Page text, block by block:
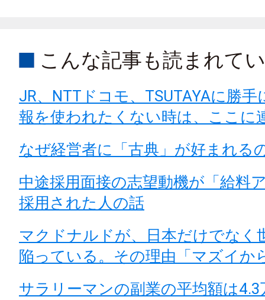
こんな記事も読まれて
JR、NTTドコモ、TSUTAYAに勝
報を使われたくない時は、ここに
なぜ経営者に「古典」が好まれる
中途採用面接の志望動機が「給料
採用された人の話
マクドナルドが、日本だけでなく
陥っている。その理由「マズイか
サラリーマンの副業の平均額は4.3